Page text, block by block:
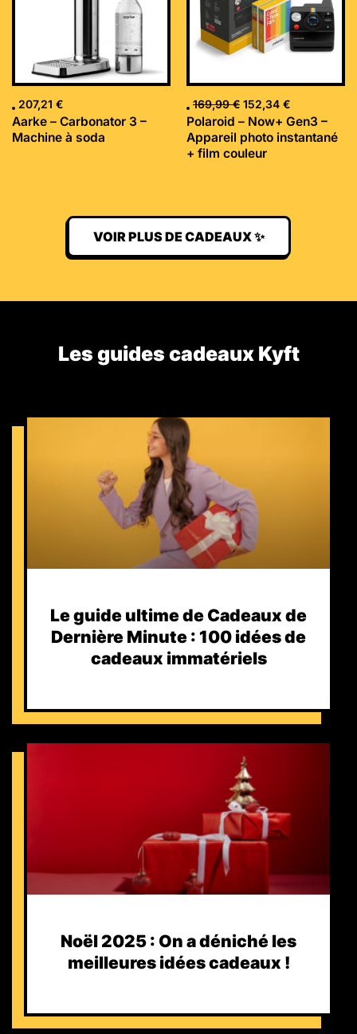
207,21 €
Aarke – Carbonator 3 –
Machine à soda
169,99€ 152,34 €
Polaroid – Now+ Gen3 –
Appareil photo instantané
+ film couleur
VOIR PLUS DE CADEAUX ✨
Les guides cadeaux Kyft​
Le guide ultime de Cadeaux de
Dernière Minute : 100 idées de
cadeaux immatériels
Noël 2025 : On a déniché les
meilleures idées cadeaux !